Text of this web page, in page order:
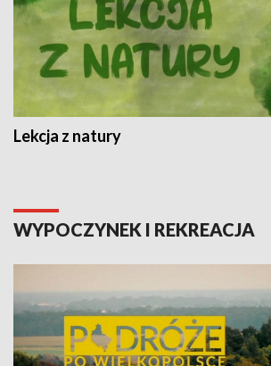
Lekcja z natury
WYPOCZYNEK I REKREACJA